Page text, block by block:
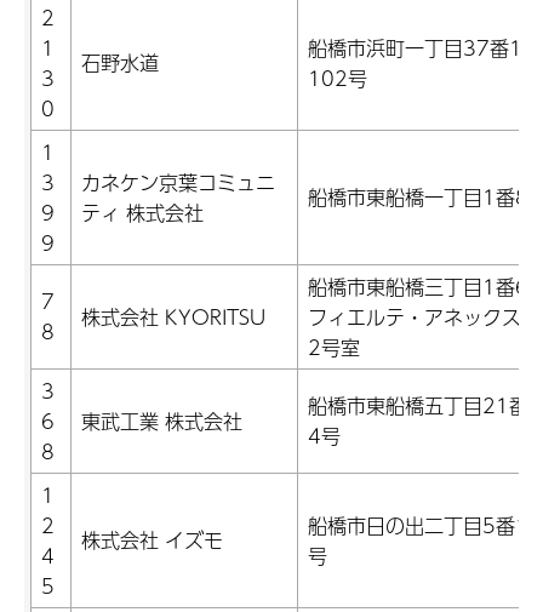
2
1
3
0
石野水道
船橋市浜町一丁目37番14-
102号
1
3
9
9
カネケン京葉コミュニ
ティ 株式会社
船橋市東船橋一丁目1番8
7
8
株式会社 KYORITSU
船橋市東船橋三丁目1番6
フィエルテ・アネックス
2号室
3
6
8
東武工業 株式会社
船橋市東船橋五丁目21番1
4号
1
2
4
5
株式会社 イズモ
船橋市日の出二丁目5番12
号